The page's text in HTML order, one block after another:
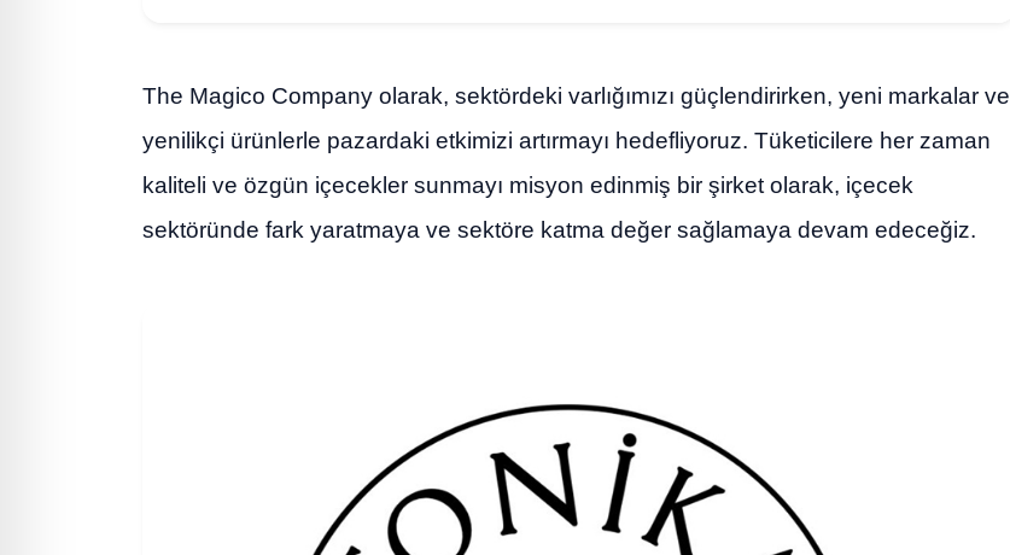
The Magico Company olarak, sektördeki varlığımızı güçlendirirken, yeni markalar ve
yenilikçi ürünlerle pazardaki etkimizi artırmayı hedefliyoruz. Tüketicilere her zaman
kaliteli ve özgün içecekler sunmayı misyon edinmiş bir şirket olarak, içecek
sektöründe fark yaratmaya ve sektöre katma değer sağlamaya devam edeceğiz.